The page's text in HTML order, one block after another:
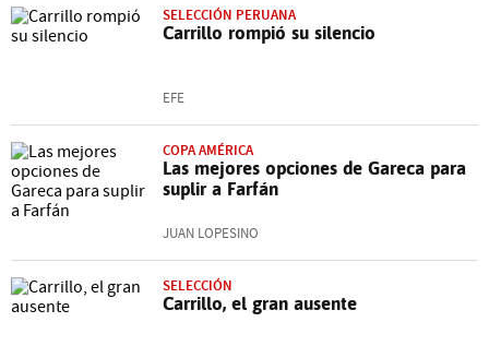
SELECCIÓN PERUANA
Carrillo rompió su silencio
EFE
COPA AMÉRICA
Las mejores opciones de Gareca para
suplir a Farfán
JUAN LOPESINO
SELECCIÓN
Carrillo, el gran ausente